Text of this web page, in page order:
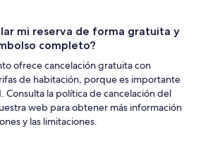
mi reserva de forma gratuita y
completo?
ofrece cancelación gratuita con
de habitación, porque es importante
la política de cancelación del
web para obtener más información
y las limitaciones.